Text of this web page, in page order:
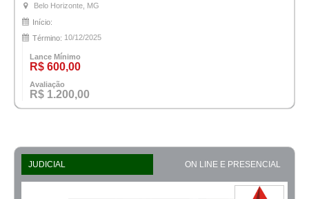
Belo Horizonte, MG
Início:
Término: 10/12/2025
Lance Mínimo
R$ 600,00
Avaliação
R$ 1.200,00
JUDICIAL ON LINE E PRESENCIAL